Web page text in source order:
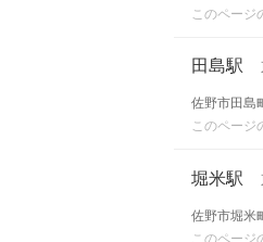
このページ
田島駅
佐野市田島
このページ
堀米駅
佐野市堀米
このページ